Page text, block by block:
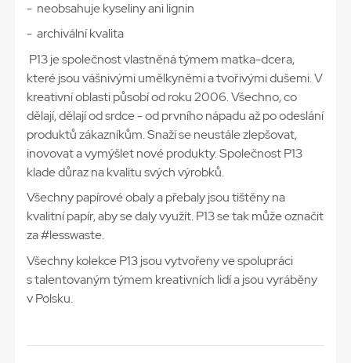
- neobsahuje kyseliny ani lignin
- archivální kvalita
P13 je společnost vlastněná týmem matka-dcera,
které jsou vášnivými umělkyněmi a tvořivými dušemi. V
kreativní oblasti působí od roku 2006. Všechno, co
dělají, dělají od srdce - od prvního nápadu až po odeslání
produktů zákazníkům. Snaží se neustále zlepšovat,
inovovat a vymýšlet nové produkty. Společnost P13
klade důraz na kvalitu svých výrobků.
Všechny papírové obaly a přebaly jsou tištěny na
kvalitní papír, aby se daly využít. P13 se tak může označit
za #lesswaste.
Všechny kolekce P13 jsou vytvořeny ve spolupráci
s talentovaným týmem kreativních lidí a jsou vyráběny
v Polsku.